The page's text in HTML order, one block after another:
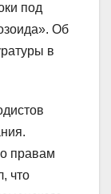
под
Об
в
правам
что